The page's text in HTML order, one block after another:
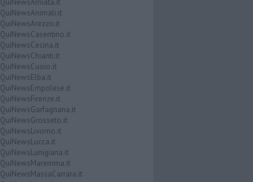
QuiNewsAmiata.it
QuiNewsAnimali.it
QuiNewsArezzo.it
QuiNewsCasentino.it
QuiNewsCecina.it
QuiNewsChianti.it
QuiNewsCuoio.it
QuiNewsElba.it
QuiNewsEmpolese.it
QuiNewsFirenze.it
QuiNewsGarfagnana.it
QuiNewsGrosseto.it
QuiNewsLivorno.it
QuiNewsLucca.it
QuiNewsLunigiana.it
QuiNewsMaremma.it
QuiNewsMassaCarrara.it